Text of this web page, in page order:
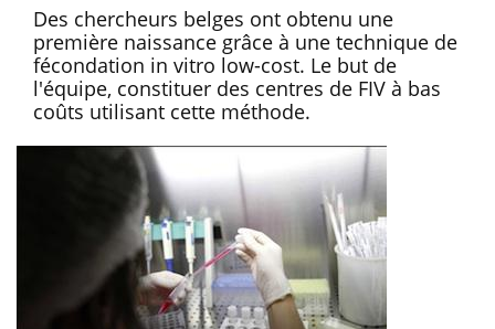
Des chercheurs belges ont obtenu une
première naissance grâce à une technique de
fécondation in vitro low-cost. Le but de
l'équipe, constituer des centres de FIV à bas
coûts utilisant cette méthode.